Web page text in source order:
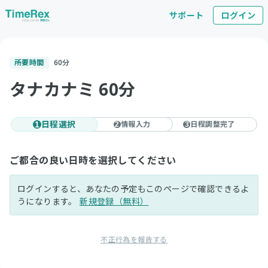
サポート ログイン
所要時間 60分
タナカナミ 60分
1 日程選択 2情報入力 3 日程調整完了
ご都合の良い日時を選択してください
ログインすると、あなたの予定もこのページで確認できるよ
うになります。新規登録（無料）
不正行為を報告する